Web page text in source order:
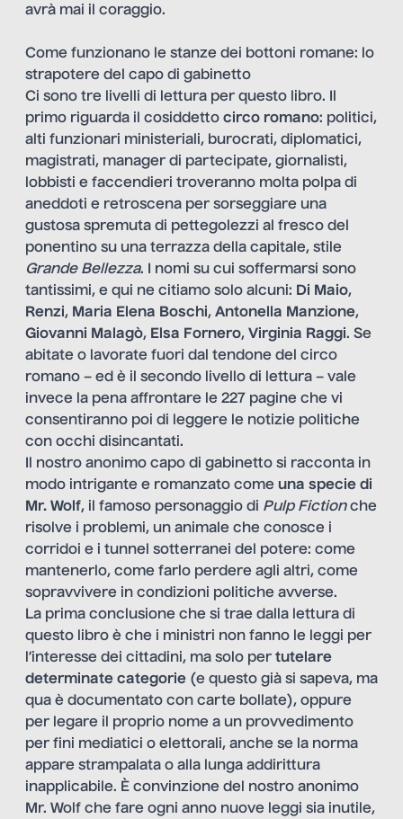
avrà mai il coraggio.
Come funzionano le stanze dei bottoni romane: lo
strapotere del capo di gabinetto
Ci sono tre livelli di lettura per questo libro. Il
primo riguarda il cosiddetto circo romano: politici,
alti funzionari ministeriali, burocrati, diplomatici,
magistrati, manager di partecipate, giornalisti,
lobbisti e faccendieri troveranno molta polpa di
aneddoti e retroscena per sorseggiare una
gustosa spremuta di pettegolezzi al fresco del
ponentino su una terrazza della capitale, stile
Grande Bellezza. I nomi su cui soffermarsi sono
tantissimi, e qui ne citiamo solo alcuni: Di Maio,
Renzi, Maria Elena Boschi, Antonella Manzione,
Giovanni Malagò, Elsa Fornero, Virginia Raggi. Se
abitate o lavorate fuori dal tendone del circo
romano – ed è il secondo livello di lettura – vale
invece la pena affrontare le 227 pagine che vi
consentiranno poi di leggere le notizie politiche
con occhi disincantati.
Il nostro anonimo capo di gabinetto si racconta in
modo intrigante e romanzato come una specie di
Mr. Wolf, il famoso personaggio di Pulp Fictionche
risolve i problemi, un animale che conosce i
corridoi e i tunnel sotterranei del potere: come
mantenerlo, come farlo perdere agli altri, come
sopravvivere in condizioni politiche avverse.
La prima conclusione che si trae dalla lettura di
questo libro è che i ministri non fanno le leggi per
l’interesse dei cittadini, ma solo per tutelare
determinate categorie (e questo già si sapeva, ma
qua è documentato con carte bollate), oppure
per legare il proprio nome a un provvedimento
per fini mediatici o elettorali, anche se la norma
appare strampalata o alla lunga addirittura
inapplicabile. È convinzione del nostro anonimo
Mr. Wolf che fare ogni anno nuove leggi sia inutile,